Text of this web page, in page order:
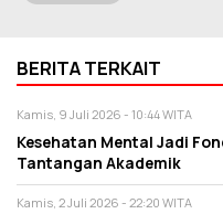
BERITA TERKAIT
Kamis, 9 Juli 2026 - 10:44 WITA
Kesehatan Mental Jadi
Tantangan Akademik
Kamis, 2 Juli 2026 - 22:20 WITA